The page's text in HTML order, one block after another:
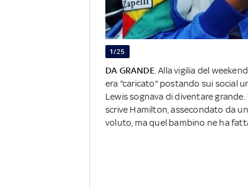
1/25
DA GRANDE. Alla vigilia del
era "caricato" postando sui social
Lewis sognava di diventare grande.
scrive Hamilton, assecondato da
voluto, ma quel bambino ne ha